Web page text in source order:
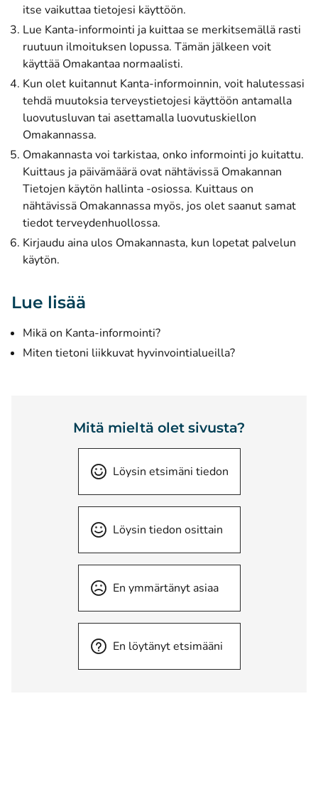
itse vaikuttaa tietojesi käyttöön.
Lue Kanta-informointi ja kuittaa se merkitsemällä rasti
ruutuun ilmoituksen lopussa. Tämän jälkeen voit
käyttää Omakantaa normaalisti.
Kun olet kuitannut Kanta-informoinnin, voit halutessasi
tehdä muutoksia terveystietojesi käyttöön antamalla
luovutusluvan tai asettamalla luovutuskiellon
Omakannassa.
Omakannasta voi tarkistaa, onko informointi jo kuitattu.
Kuittaus ja päivämäärä ovat nähtävissä Omakannan
Tietojen käytön hallinta -osiossa. Kuittaus on
nähtävissä Omakannassa myös, jos olet saanut samat
tiedot terveydenhuollossa.
Kirjaudu aina ulos Omakannasta, kun lopetat palvelun
käytön.
Lue lisää
Mikä on Kanta-informointi?
Miten tietoni liikkuvat hyvinvointialueilla?
Mitä mieltä olet sivusta?
Löysin etsimäni tiedon
Löysin tiedon osittain
En ymmärtänyt asiaa
En löytänyt etsimääni